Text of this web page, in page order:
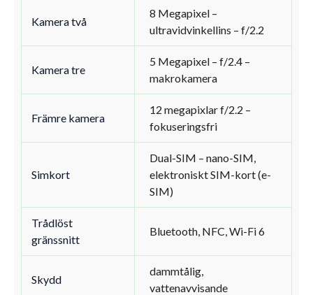
Kamera två
8 Megapixel –
ultravidvinkellins – f/2.2
Kamera tre
5 Megapixel – f/2.4 –
makrokamera
Främre kamera
12 megapixlar f/2.2 –
fokuseringsfri
Simkort
Dual-SIM – nano-SIM,
elektroniskt SIM-kort (e-
SIM)
Trådlöst
gränssnitt
Bluetooth, NFC, Wi-Fi 6
Skydd
dammtålig,
vattenavvisande